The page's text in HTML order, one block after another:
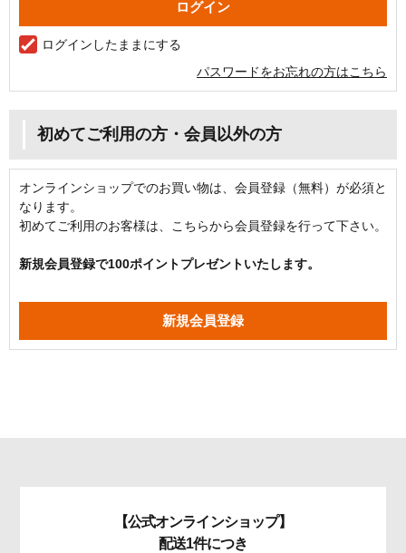
ログインしたままにする
パスワードをお忘れの方はこちら
初めてご利用の方・会員以外の方
オンラインショップでのお買い物は、会員登録（無料）が必須と
なります。
初めてご利用のお客様は、こちらから会員登録を行って下さい。
新規会員登録で100ポイントプレゼントいたします。
【公式オンラインショップ】
配送1件につき